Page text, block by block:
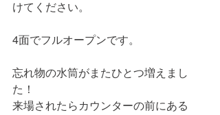
けてください。
4面でフルオープンです。
忘れ物の水筒がまたひとつ増えまし
た！
来場されたらカウンターの前にある